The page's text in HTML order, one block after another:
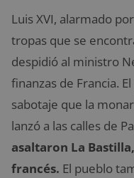
Luis XVI, alarmado
tropas que se
despidió al ministro
finanzas de Francia.
sabotaje que la
lanzó a las calles de
asaltaron La
francés. El pueblo